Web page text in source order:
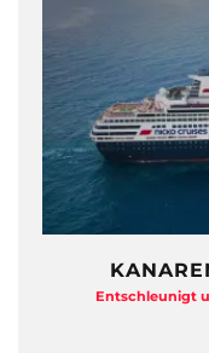
Entschleunigt